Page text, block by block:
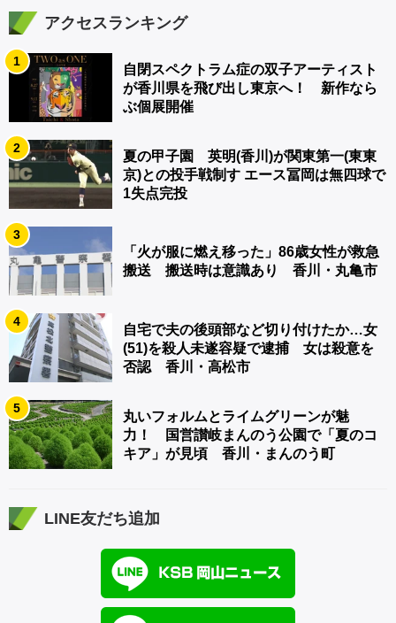
アクセスランキング
1
自閉スペクトラム症の双子アーティスト
が香川県を飛び出し東京へ！ 新作なら
ぶ個展開催
2
夏の甲子園 英明(香川)が関東第一(東東
京)との投手戦制す エース冨岡は無四球で
1失点完投
3
「火が服に燃え移った」86歳女性が救急
搬送 搬送時は意識あり 香川・丸亀市
4
自宅で夫の後頭部など切り付けたか…女
(51)を殺人未遂容疑で逮捕 女は殺意を
否認 香川・高松市
5
丸いフォルムとライムグリーンが魅
力！ 国営讃岐まんのう公園で「夏のコ
キア」が見頃 香川・まんのう町
LINE友だち追加